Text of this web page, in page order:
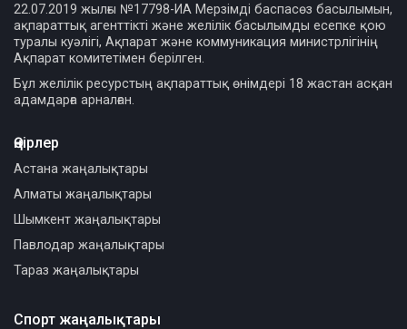
22.07.2019 жылғы №17798-ИА Мерзімді баспасөз басылымын,
ақпараттық агенттікті және желілік басылымды есепке қою
туралы куәлігі, Ақпарат және коммуникация министрлігінің
Ақпарат комитетімен берілген.
Бұл желілік ресурстың ақпараттық өнімдері 18 жастан асқан
адамдарға арналған.
Өңірлер
Астана жаңалықтары
Алматы жаңалықтары
Шымкент жаңалықтары
Павлодар жаңалықтары
Тараз жаңалықтары
Спорт жаңалықтары